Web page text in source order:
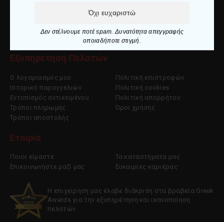
Εξυπηρέτηση Πελατών
Ο λογαριασμός μου
Ιστορικό παραγγελιών
Εντοπισμός αντικειμένου
Τρόποι πληρωμής
Τρόποι αποστολής
Πολιτική επιστροφών
Πολιτική cookies
Πολιτική απορρήτου
Όροι χρήσης
Εταιρία
Ποιοι είμαστε
Επικοινωνήστε μαζί μας
Τα καταστήματα μας
Ευκαιρίες καριέρας
Η επιχείρηση μας έλαβε διάκριση στα βραβεία Greek
Awards για την εξυπηρέτηση και ικανοποίηση
πελατών.
Όχι ευχαριστώ
Δεν στέλνουμε ποτέ spam. Δυνατότητα απεγγραφής
οποιαδήποτε στιγμή.